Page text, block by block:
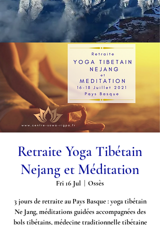
Retraite Yoga Tibétain
Nejang et Méditation
Fri 16 Jul Ossès
3 jours de retraite au Pays Basque : yoga tibétain
Ne Jang, méditations guidées accompagnées des
bols tibétains, médecine traditionnelle tibétaine